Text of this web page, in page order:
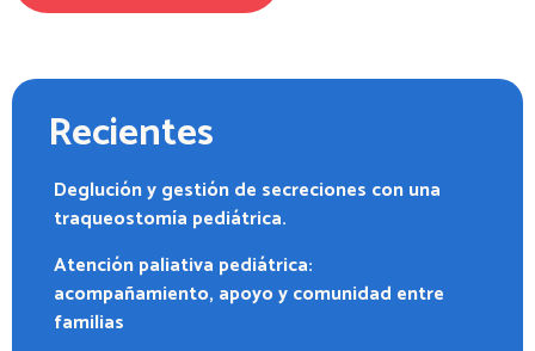
Recientes
Deglución y gestión de secreciones con una
traqueostomía pediátrica.
Atención paliativa pediátrica:
acompañamiento, apoyo y comunidad entre
familias